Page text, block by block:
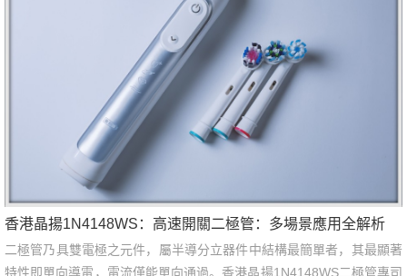
香港晶揚1N4148WS：高速開關二極管：多場景應用全解析
二極管乃具雙電極之元件，屬半導分立器件中結構最簡單者，其最顯著
特性即單向導電，電流僅能單向通過。香港晶揚1N4148WS二極管專司